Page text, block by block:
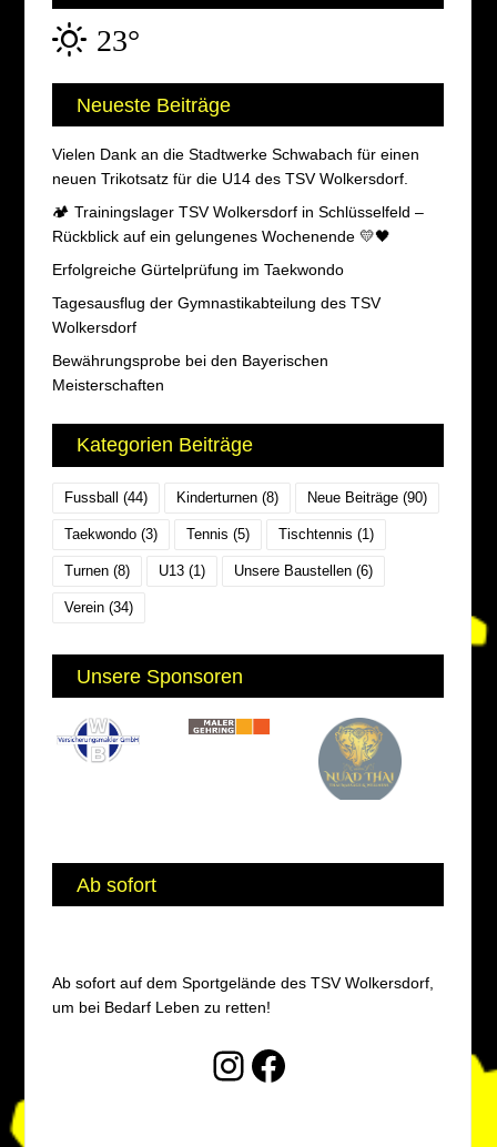
23°
Neueste Beiträge
Vielen Dank an die Stadtwerke Schwabach für einen
neuen Trikotsatz für die U14 des TSV Wolkersdorf.
🏕️ Trainingslager TSV Wolkersdorf in Schlüsselfeld –
Rückblick auf ein gelungenes Wochenende 💛🖤
Erfolgreiche Gürtelprüfung im Taekwondo
Tagesausflug der Gymnastikabteilung des TSV
Wolkersdorf
Bewährungsprobe bei den Bayerischen
Meisterschaften
Kategorien Beiträge
Fussball (44) Kinderturnen(8) Neue Beiträge(90)
Taekwondo(3) Tennis (5) Tischtennis (1)
Turnen(8) U13(1) Unsere Baustellen(6)
Verein(34)
Unsere Sponsoren
Ab sofort
Ab sofort auf dem Sportgelände des TSV Wolkersdorf,
um bei Bedarf Leben zu retten!
Instagram
Facebook